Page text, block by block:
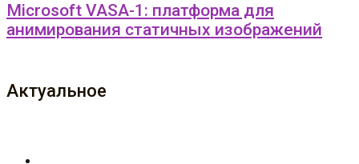
Microsoft VASA-1: платформа для
анимирования статичных изображений
Актуальное